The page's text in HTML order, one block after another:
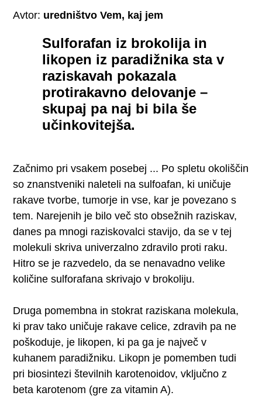
Avtor: uredništvo Vem, kaj jem
Sulforafan iz brokolija in
likopen iz paradižnika sta v
raziskavah pokazala
protirakavno delovanje –
skupaj pa naj bi bila še
učinkovitejša.
Začnimo pri vsakem posebej ... Po spletu okoliščin
so znanstveniki naleteli na sulfoafan, ki uničuje
rakave tvorbe, tumorje in vse, kar je povezano s
tem. Narejenih je bilo več sto obsežnih raziskav,
danes pa mnogi raziskovalci stavijo, da se v tej
molekuli skriva univerzalno zdravilo proti raku.
Hitro se je razvedelo, da se nenavadno velike
količine sulforafana skrivajo v brokoliju.
Druga pomembna in stokrat raziskana molekula,
ki prav tako uničuje rakave celice, zdravih pa ne
poškoduje, je likopen, ki pa ga je največ v
kuhanem paradižniku. Likopn je pomemben tudi
pri biosintezi številnih karotenoidov, vključno z
beta karotenom (gre za vitamin A).